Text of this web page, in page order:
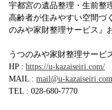
宇都宮の遺品整理・生前整
高齢者が住みやすい空間づ
のみや家財整理サービス』
うつのみや家財整理サービ
HP : https://u-kazaiseiri.com/
MAIL : mail@u-kazaiseiri.com
TEL : 028-680-7770